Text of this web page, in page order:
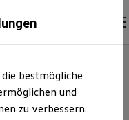
bestmögliche
und
zu verbessern.